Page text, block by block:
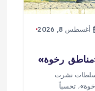
أغسطس 8, 2026
رخوة»
نشرت
تحسباً